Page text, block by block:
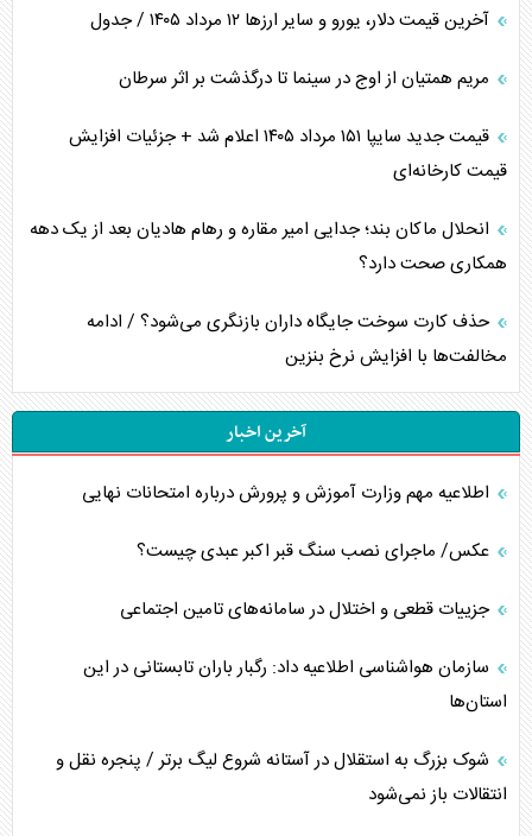
آخرین قیمت دلار، یورو و سایر ارز‌ها ۱۲ مرداد ۱۴۰۵ / جدول
مریم همتیان از اوج در سینما تا درگذشت بر اثر سرطان
قیمت جدید سایپا ۱۵۱ مرداد ۱۴۰۵ اعلام شد + جزئیات افزایش
قیمت کارخانه‌ای
انحلال ماکان بند؛ جدایی امیر مقاره و رهام هادیان بعد از یک دهه
همکاری صحت دارد؟
حذف کارت سوخت جایگاه داران بازنگری می‌شود؟ / ادامه
مخالفت‌ها با افزایش نرخ بنزین
آخرین اخبار
اطلاعیه مهم وزارت آموزش و پرورش درباره امتحانات نهایی
عکس/ ماجرای نصب سنگ قبر اکبر عبدی چیست؟
جزییات قطعی و اختلال در سامانه‌های تامین اجتماعی
سازمان هواشناسی اطلاعیه داد: رگبار باران تابستانی در این
استان‌ها
شوک بزرگ به استقلال در آستانه شروع لیگ برتر / پنجره نقل و
انتقالات باز نمی‌شود